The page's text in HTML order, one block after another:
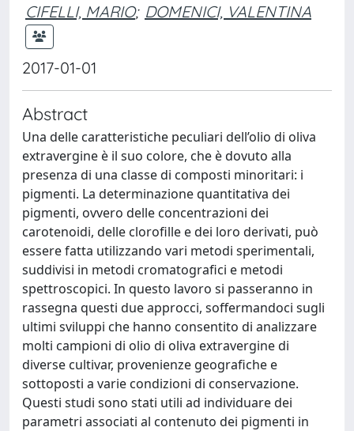
CIFELLI, MARIO; DOMENICI, VALENTINA
2017-01-01
Abstract
Una delle caratteristiche peculiari dell’olio di oliva
extravergine è il suo colore, che è dovuto alla
presenza di una classe di composti minoritari: i
pigmenti. La determinazione quantitativa dei
pigmenti, ovvero delle concentrazioni dei
carotenoidi, delle clorofille e dei loro derivati, può
essere fatta utilizzando vari metodi sperimentali,
suddivisi in metodi cromatografici e metodi
spettroscopici. In questo lavoro si passeranno in
rassegna questi due approcci, soffermandoci sugli
ultimi sviluppi che hanno consentito di analizzare
molti campioni di olio di oliva extravergine di
diverse cultivar, provenienze geografiche e
sottoposti a varie condizioni di conservazione.
Questi studi sono stati utili ad individuare dei
parametri associati al contenuto dei pigmenti in